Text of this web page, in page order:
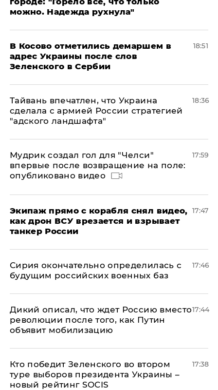
можно. Надежда рухнула"
В Косово отметились демаршем в
адрес Украины после слов
Зеленского в Сербии
18:51
Тайвань впечатлен, что Украина
сделала с армией России стратегией
"адского ландшафта"
18:36
Мудрик создал гол для "Челси"
впервые после возвращение на поле:
опубликовано видео
17:59
Экипаж прямо с корабля снял видео,
как дрон ВСУ врезается и взрывает
танкер России
17:47
Сирия окончательно определилась с
будущим российских военных баз
17:46
Дикий описал, что ждет Россию вместо
революции после того, как Путин
объявит мобилизацию
17:44
Кто победит Зеленского во втором
туре выборов президента Украины –
новый рейтинг SOCIS
17:38